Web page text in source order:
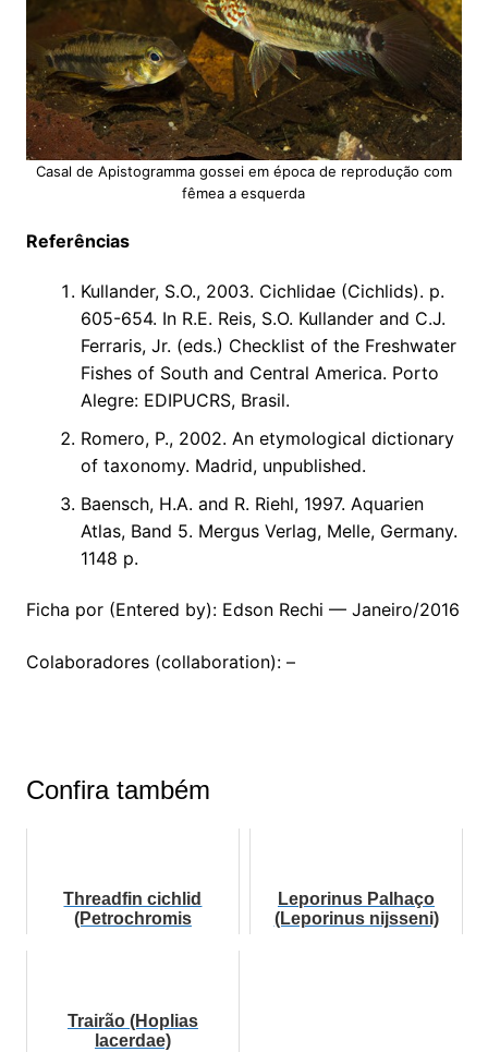
Casal de Apistogramma gossei em época de reprodução com
fêmea a esquerda
Referências
Kullander, S.O., 2003. Cichlidae (Cichlids). p.
605-654. In R.E. Reis, S.O. Kullander and C.J.
Ferraris, Jr. (eds.) Checklist of the Freshwater
Fishes of South and Central America. Porto
Alegre: EDIPUCRS, Brasil.
Romero, P., 2002. An etymological dictionary
of taxonomy. Madrid, unpublished.
Baensch, H.A. and R. Riehl, 1997. Aquarien
Atlas, Band 5. Mergus Verlag, Melle, Germany.
1148 p.
Ficha por (Entered by): Edson Rechi — Janeiro/2016
Colaboradores (collaboration): –
Confira também
Threadfin cichlid
(Petrochromis
Leporinus Palhaço
(Leporinus nijsseni)
Trairão (Hoplias
lacerdae)